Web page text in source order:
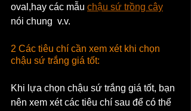
oval,hay các mẫu chậu sứ trồng cây
nói chung  v.v.
2 Các tiêu chí cần xem xét khi chọn
chậu sứ trắng giá tốt:
Khi lựa chọn chậu sứ trắng giá tốt, bạn
nên xem xét các tiêu chí sau để có thể